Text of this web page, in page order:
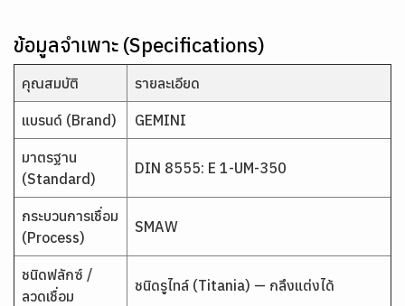
ข้อมูลจำเพาะ (Specifications)
คุณสมบัติ รายละเอียด
แบรนด์ (Brand) GEMINI
มาตรฐาน
(Standard)
DIN 8555: E 1-UM-350
กระบวนการเชื่อม
(Process)
SMAW
ชนิดฟลักซ์ /
ลวดเชื่อม
ชนิดรูไทล์ (Titania) — กลึงแต่งได้